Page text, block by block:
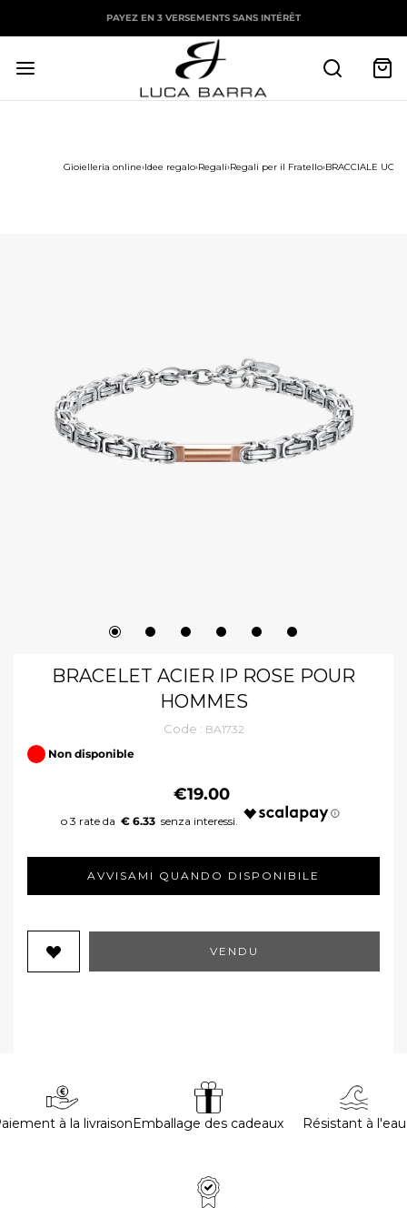
PAYEZ EN 3 VERSEMENTS SANS INTÉRÊT
Gioielleria online›Idee regalo›Regali›Regali per il Fratello›BRACCIALE
BRACELET ACIER IP ROSE POUR
HOMMES
Code : BA1732
Non disponible
€19.00
€ 6.33
AVVISAMI QUANDO DISPONIBILE
VENDU
à la livraisonEmballage des cadeaux Résistant à l'eau